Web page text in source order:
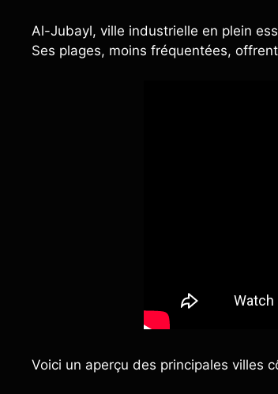
Al-Jubayl, ville industrielle en plein
Ses plages, moins fréquentées,
Voici un aperçu des principales villes